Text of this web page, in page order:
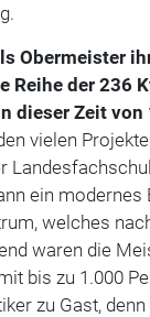
Obermeister
Reihe der 236
dieser Zeit
vielen
ein
welches
waren die
bis zu 1.000
zu Gast,